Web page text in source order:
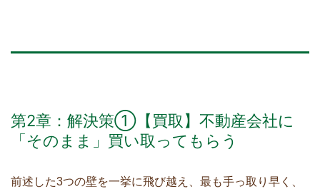
第2章：解決策①【買取】不動産会社に
「そのまま」買い取ってもらう
前述した3つの壁を一挙に飛び越え、最も手っ取り早く、